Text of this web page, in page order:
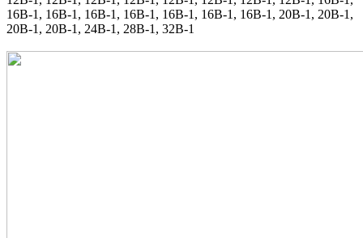
16B-1, 16B-1, 16B-1, 16B-1, 16B-1, 16B-1, 16B-1, 20B-1, 20B-1,
20B-1, 20B-1, 24B-1, 28B-1, 32B-1